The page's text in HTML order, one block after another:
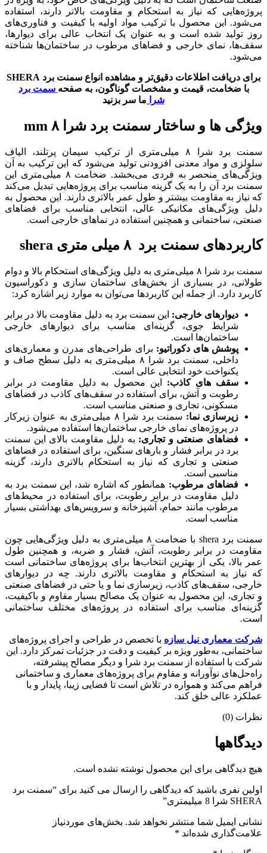
پروژه‌هایی که نیاز به استحکام و مقاومت بالاتر دارند، استفاده
می‌شود. این محصول با ترکیب مواد اولیه با کیفیت و فناوری‌های
روز تولید شده است و به عنوان یک انتخاب عالی برای دیوارها،
سقف‌ها، نمای خارجی و فضاهای مرطوب در ساختمان‌ها شناخته
می‌شود.
برای دریافت اطلاعات دقیق‌تر و مشاهده انواع سمنت برد SHERA
با ضخامت، قیمت و مشخصات گوناگون، به صفحه سمت برد
شرا ما سر بزنید
ویژگی‌ ها و ساختار سمنت برد شرا ۸ mm
سمنت برد شرا ۸ میلی‌متری از ترکیب سیمان پرتلند، الیاف
سلولزی و مواد معدنی افزودنی تولید می‌شود که این ترکیب به آن
ویژگی‌های منحصر به فردی می‌بخشد. ضخامت ۸ میلی‌متری این
سمنت برد آن را به یک گزینه مناسب برای پروژه‌هایی تبدیل می‌کند
که نیاز به مقاومت بیشتر و طول عمر بالاتری دارند. این محصول به
دلیل ویژگی‌های مکانیکی عالی، انتخابی مناسب برای فضاهای
صنعتی، ساختمانی و همچنین استفاده در نماهای خارجی است.
کاربردهای سمنت برد ۸ میلی‌ متری shera
سمنت برد شرا ۸ میلی‌متری به دلیل ویژگی‌های استحکام بالا و دوام
طولانی، در بسیاری از بخش‌های ساختمان‌ سازی و دکوراسیون
کاربرد دارد. از جمله این کاربردها می‌توان به موارد زیر اشاره کرد:
دیوارهای خارجی: این سمنت برد به دلیل مقاومت بالا در برابر
شرایط جوی، گزینه‌ای مناسب برای دیوارهای خارجی
ساختمان‌ها است.
پوشش‌ های دکوراتیو: برای طراحی‌های مدرن و معماری‌های
داخلی، سمنت برد شرا ۸ میلی‌متری به دلیل سطح صاف و
یکنواخت خود انتخابی عالی است.
سقف‌ های کاذب: این محصول به دلیل مقاومت در برابر
رطوبت و آتش، برای استفاده در سقف‌های کاذب در فضاهای
مسکونی، تجاری و صنعتی مناسب است.
زیرسازی نما:
سمنت برد شرا ۸ میلی‌متری به عنوان زیرکار
در پروژه‌های نمای خارجی ساختمان‌ها استفاده می‌شود.
فضاهای صنعتی و تجاری: به دلیل مقاومت بالای این سمنت
برد در برابر فشار و بارهای سنگین، برای استفاده در فضاهای
صنعتی و تجاری که نیاز به استحکام بالاتری دارند، گزینه
مناسبی است.
فضاهای مرطوب: همانطور که اشاره شد، این سمنت برد به
دلیل مقاومت در برابر رطوبت، برای استفاده در محیط‌های
مرطوب مانند حمام، آشپزخانه و سرویس‌های بهداشتی بسیار
مناسب است.
سمنت برد shera با ضخامت ۸ میلی‌متری به دلیل ویژگی‌هایی چون
مقاومت در برابر رطوبت، آتش، فشار و ضربه، و همچنین طول
عمر بالا، یکی از بهترین انتخاب‌ها برای پروژه‌های ساختمانی است
که نیاز به استحکام و مقاومت بالاتری دارند. چه در دیوارهای
خارجی، سقف‌های کاذب، زیرسازی نما و یا حتی در فضاهای صنعتی
و تجاری، این محصول به عنوان یک مصالح بسیار مقاوم و باکیفیت،
گزینه‌ای مناسب برای استفاده در پروژه‌های مختلف ساختمانی
است.
شرکت معماری نیل سازه با تخصص در طراحی و اجرای پروژه‌های
ساختمانی، به‌طور ویژه بر کیفیت و دقت در جزئیات تمرکز دارد. این
شرکت با استفاده از سمنت برد شرا و دیگر مصالح پیشرفته،
راه‌حل‌های نوآورانه و مقاوم برای پروژه‌های معماری و ساختمانی
فراهم می‌کند و همواره در تلاش است تا فضایی زیبا، پایدار و با
عملکرد عالی خلق کند.
نظرات (0)
دیدگاهها
هیچ دیدگاهی برای این محصول نوشته نشده است.
اولین نفری باشید که دیدگاهی را ارسال می کنید برای “سمنت برد
SHERA شرا 8 میلیمتری”
نشانی ایمیل شما منتشر نخواهد شد. بخش‌های موردنیاز
علامت‌گذاری شده‌اند *